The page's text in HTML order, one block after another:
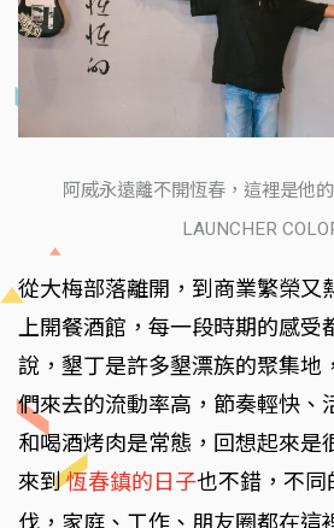
阿威永遠離不開恆春，這裡是他
LAUNCHER
從大梅部落離開，到商業繁榮又
上開餐酒館，每一段時期的感
說，墾丁是許多墾漂族的聚集地
們來去的流動率高，節奏輕快、
和喝酒烤肉是常態，回想起來是
來到恆春鎮的日子也不錯，不同
伐，家庭、工作、朋友圈都在這